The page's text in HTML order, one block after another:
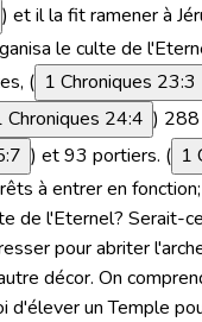
) et il la fit ramener à
le culte de
( 1 Chroniques 23:3
Chroniques 24:4 ) 288
) et 93 portiers. ( 1
à entrer en
de l'Eternel? Serait-
pour abriter
décor. On
d'élever un Temple